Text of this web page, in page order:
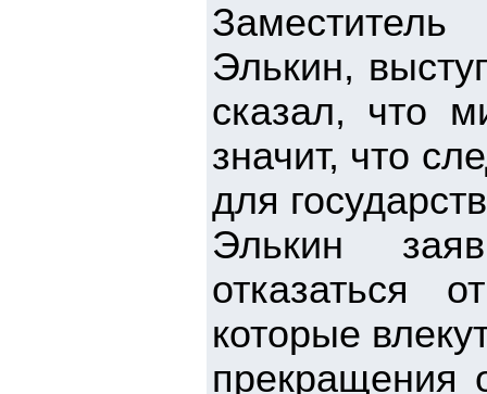
Элькин,
сказал, что
значит, что
для
Элькин
отказаться
которые
прекращения